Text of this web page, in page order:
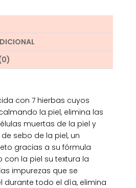
con 7 hierbas cuyos
la piel, elimina las
muertas de la piel y
sebo de la piel, un
gracias a su fórmula
con la piel su textura la
impurezas que se
durante todo el día, elimina